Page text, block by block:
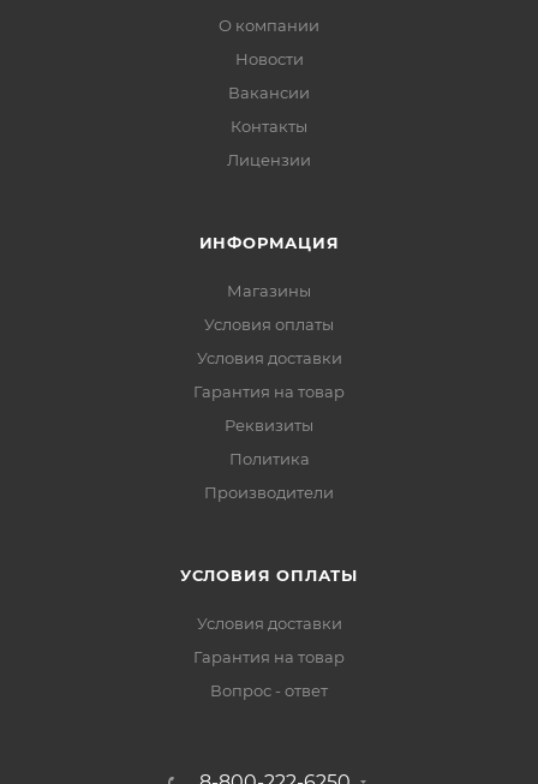
О компании
Новости
Вакансии
Контакты
Лицензии
ИНФОРМАЦИЯ
Магазины
Условия оплаты
Условия доставки
Гарантия на товар
Реквизиты
Политика
Производители
УСЛОВИЯ ОПЛАТЫ
Условия доставки
Гарантия на товар
Вопрос - ответ